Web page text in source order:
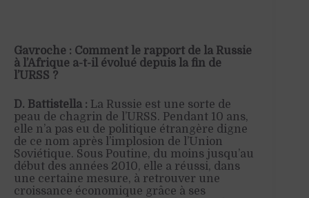
Gavroche : Comment le rapport de la Russie
à l’Afrique a-t-il évolué depuis la fin de
l’URSS ?
D. Battistella : La Russie est une sorte de
peau de chagrin de l’URSS. Pendant 10 ans,
elle n’a pas eu de politique étrangère digne
de ce nom après l’implosion de l’Union
Soviétique. Sous Poutine, du moins jusqu’au
début des années 2010, elle a réussi, dans
une certaine mesure, à retrouver une
croissance économique grâce à ses